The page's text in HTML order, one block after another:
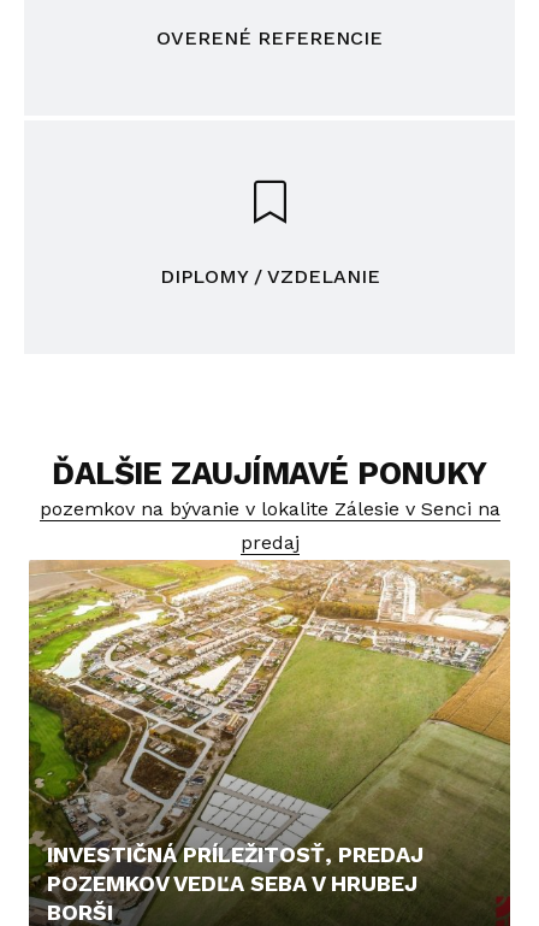
OVERENÉ REFERENCIE
DIPLOMY / VZDELANIE
ĎALŠIE ZAUJÍMAVÉ PONUKY
pozemkov na bývanie v lokalite Zálesie v Senci na
predaj
INVESTIČNÁ PRÍLEŽITOSŤ, PREDAJ
POZEMKOV VEDĽA SEBA V HRUBEJ
BORŠI